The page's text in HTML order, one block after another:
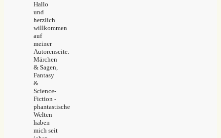
Hallo
und
herzlich
willkommen
auf
meiner
Autorenseite.
Märchen
& Sagen,
Fantasy
&
Science-
Fiction -
phantastische
Welten
haben
mich seit